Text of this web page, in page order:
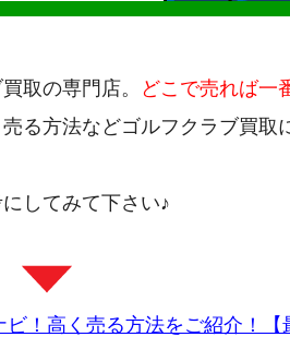
取の専門店。 どこで売れば一
る方法などゴルフクラブ買取
してみて下さい♪
！高く売る方法をご紹介！【